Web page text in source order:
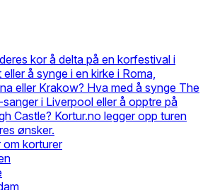
kor å delta på en korfestival i
å synge i en kirke i Roma,
eller Krakow? Hva med å synge The
i Liverpool eller å opptre på
Castle? Kortur.no legger opp turen
ønsker.
om korturer